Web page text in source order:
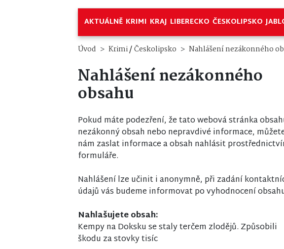
AKTUÁLNĚ KRIMI KRAJ LIBERECKO ČESKOLIPSKO
Úvod Krimi/Českolipsko Nahlášení nezákonného
Nahlášení nezákonného
obsahu
Pokud máte podezření, že tato webová stránka
nezákonný obsah nebo nepravdivé informace,
nám zaslat informace a obsah nahlásit
formuláře.
Nahlášení lze učinit i anonymně, při zadání
údajů vás budeme informovat po vyhodnocení
Nahlašujete obsah:
Kempy na Doksku se staly terčem zlodějů. Způsobili
škodu za stovky tisíc